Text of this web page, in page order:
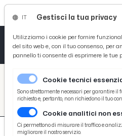
/
/
/
Gestisci la tua privacy
Utilizziamo i cookie per fornire
del sito web e, con il tuo consenso, per
pannello ti consente di esprimere le tue
Cookie tecnici
Sono strettamente necessari per garantire
richiesto e, pertanto, non richiedono il tuo
Cookie analitici non
Ci permettono di misurare il traffico e
migliorare il nostro servizio.
Tutto News
Tutto Sport
Basket
Ciclismo
Tutto Curiosità